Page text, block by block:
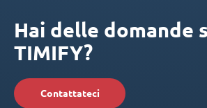
Hai delle domande
TIMIFY?
Contattateci